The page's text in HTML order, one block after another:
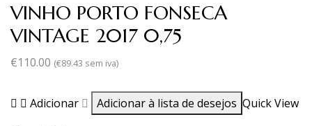
VINHO PORTO FONSECA
VINTAGE 2017 0,75
€110.00 (€89.43 sem iva)
Adicionar Adicionar à lista de desejos Quick View